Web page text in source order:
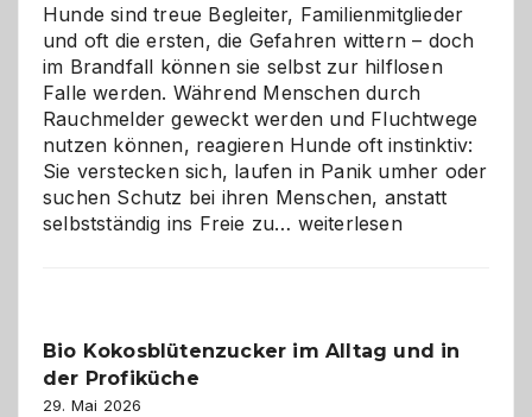
Hunde sind treue Begleiter, Familienmitglieder
und oft die ersten, die Gefahren wittern – doch
im Brandfall können sie selbst zur hilflosen
Falle werden. Während Menschen durch
Rauchmelder geweckt werden und Fluchtwege
nutzen können, reagieren Hunde oft instinktiv:
Sie verstecken sich, laufen in Panik umher oder
suchen Schutz bei ihren Menschen, anstatt
selbstständig ins Freie zu… Wenn
Gefahr
weiterlesen
Bio Kokosblütenzucker im Alltag und in
der Profiküche
29. Mai 2026